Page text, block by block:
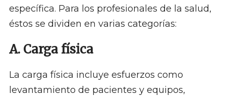
específica. Para los profesionales de la salud,
éstos se dividen en varias categorías:
A. Carga física
La carga física incluye esfuerzos como
levantamiento de pacientes y equipos,